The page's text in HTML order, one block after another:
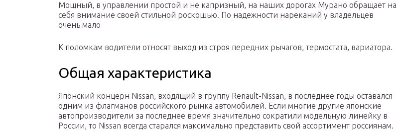
Мощный, в управлении простой и не капризный, на наших дорогах Мурано обращает на
себя внимание своей стильной роскошью. По надежности нареканий у владельцев
очень мало
К поломкам водители относят выход из строя передних рычагов, термостата, вариатора.
Общая характеристика
Японский концерн Nissan, входящий в группу Renault-Nissan, в последнее годы оставался
одним из флагманов российского рынка автомобилей. Если многие другие японские
автопроизводители за последнее время значительно сократили модельную линейку в
России, то Nissan всегда старался максимально представить свой ассортимент россиянам.